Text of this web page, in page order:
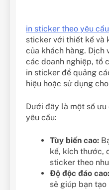
in sticker theo yêu cầu
sticker với thiết kế và
của khách hàng. Dịch
các doanh nghiệp, tổ
in sticker để quảng
hiệu hoặc sử dụng
Dưới đây là một số
yêu cầu:
Tùy biến cao:
kế, kích thước,
sticker theo
Độ độc đáo cao:
sẽ giúp bạn